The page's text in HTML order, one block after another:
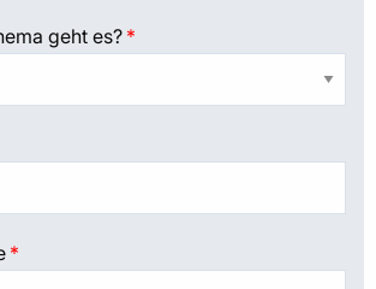
geht es?*
*